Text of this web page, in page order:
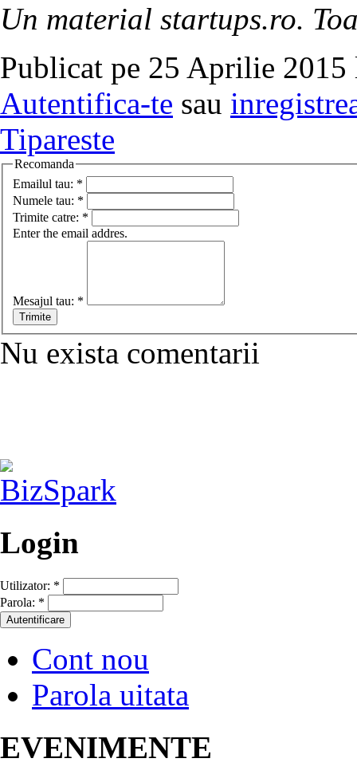
Un material startups.ro.
Publicat pe 25 Aprilie 2015
Autentifica-te sau
Tipareste
Recomanda
Emailul tau: *
Numele tau: *
Trimite catre: *
Enter the email addres.
Mesajul tau: *
Nu exista comentarii
Login
Utilizator: *
Parola: *
Cont nou
Parola uitata
EVENIMENTE